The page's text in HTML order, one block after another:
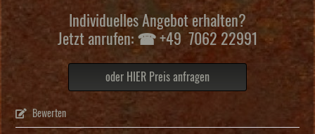
Individuelles Angebot erhalten?
Jetzt anrufen: ☎ +49 7062 22991
oder HIER Preis anfragen
Bewerten